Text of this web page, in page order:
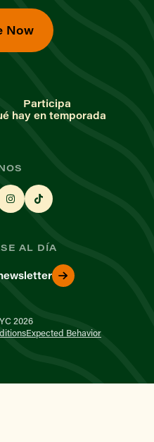
Now
Participa
hay en temporada
AL DÍA
2026
Expected Behavior